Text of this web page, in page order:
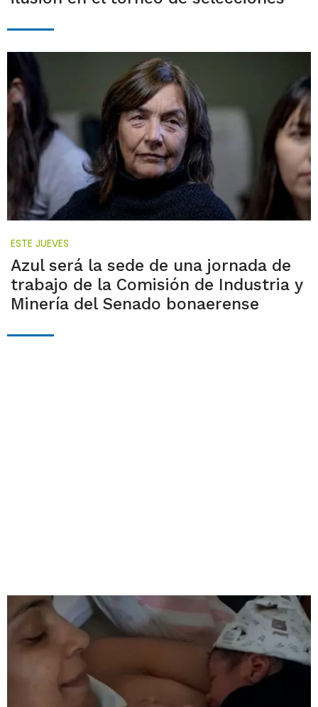
ESTE JUEVES
Azul será la sede de una jornada de
trabajo de la Comisión de Industria y
Minería del Senado bonaerense